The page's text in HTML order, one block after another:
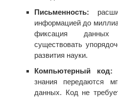
Письменность:
информацией до
фиксация данных
существовать
развития науки.
Компьютерный код:
знания передаются
данных. Код не